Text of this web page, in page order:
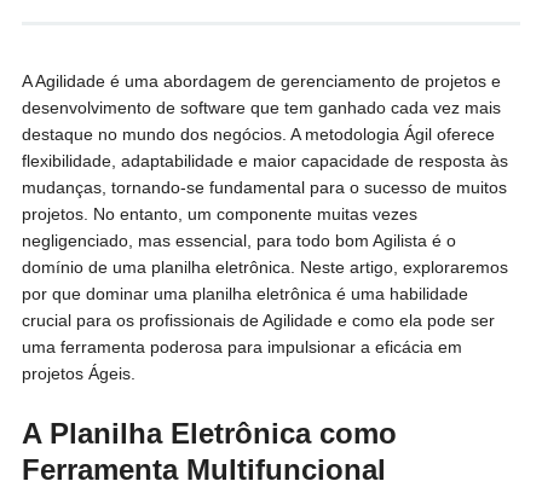
A Agilidade é uma abordagem de gerenciamento de projetos e
desenvolvimento de software que tem ganhado cada vez mais
destaque no mundo dos negócios. A metodologia Ágil oferece
flexibilidade, adaptabilidade e maior capacidade de resposta às
mudanças, tornando-se fundamental para o sucesso de muitos
projetos. No entanto, um componente muitas vezes
negligenciado, mas essencial, para todo bom Agilista é o
domínio de uma planilha eletrônica. Neste artigo, exploraremos
por que dominar uma planilha eletrônica é uma habilidade
crucial para os profissionais de Agilidade e como ela pode ser
uma ferramenta poderosa para impulsionar a eficácia em
projetos Ágeis.
A Planilha Eletrônica como
Ferramenta Multifuncional